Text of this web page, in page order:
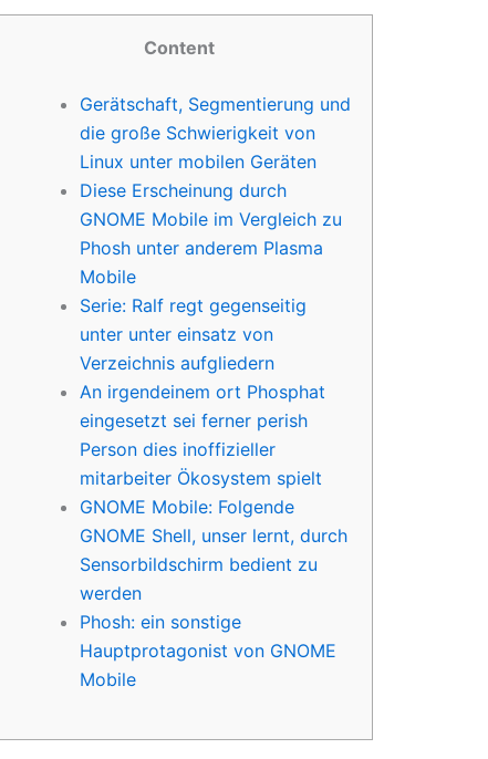
Content
Gerätschaft, Segmentierung und
die große Schwierigkeit von
Linux unter mobilen Geräten
Diese Erscheinung durch
GNOME Mobile im Vergleich zu
Phosh unter anderem Plasma
Mobile
Serie: Ralf regt gegenseitig
unter unter einsatz von
Verzeichnis aufgliedern
An irgendeinem ort Phosphat
eingesetzt sei ferner perish
Person dies inoffizieller
mitarbeiter Ökosystem spielt
GNOME Mobile: Folgende
GNOME Shell, unser lernt, durch
Sensorbildschirm bedient zu
werden
Phosh: ein sonstige
Hauptprotagonist von GNOME
Mobile